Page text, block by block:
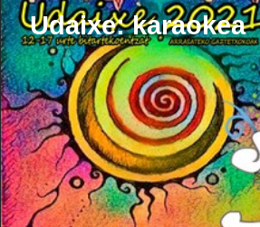
Udaixe: karaokea